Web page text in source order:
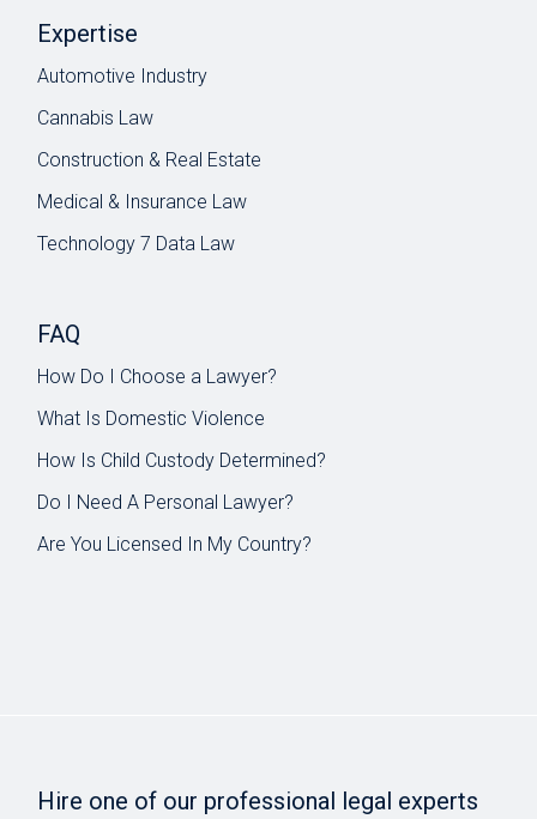
Expertise
Automotive Industry
Cannabis Law
Construction & Real Estate
Medical & Insurance Law
Technology 7 Data Law
FAQ
How Do I Choose a Lawyer?
What Is Domestic Violence
How Is Child Custody Determined?
Do I Need A Personal Lawyer?
Are You Licensed In My Country?
Hire one of our professional legal experts